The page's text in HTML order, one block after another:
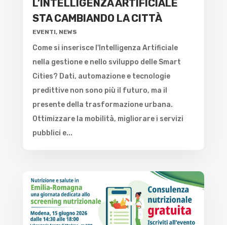
L’INTELLIGENZA ARTIFICIALE
STA CAMBIANDO LA CITTÀ
EVENTI, NEWS
Come si inserisce l'Intelligenza Artificiale
nella gestione e nello sviluppo delle Smart
Cities? Dati, automazione e tecnologie
predittive non sono più il futuro, ma il
presente della trasformazione urbana.
Ottimizzare la mobilità, migliorare i servizi
pubblici e...